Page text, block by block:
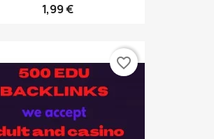
1,99 €
favorite_border